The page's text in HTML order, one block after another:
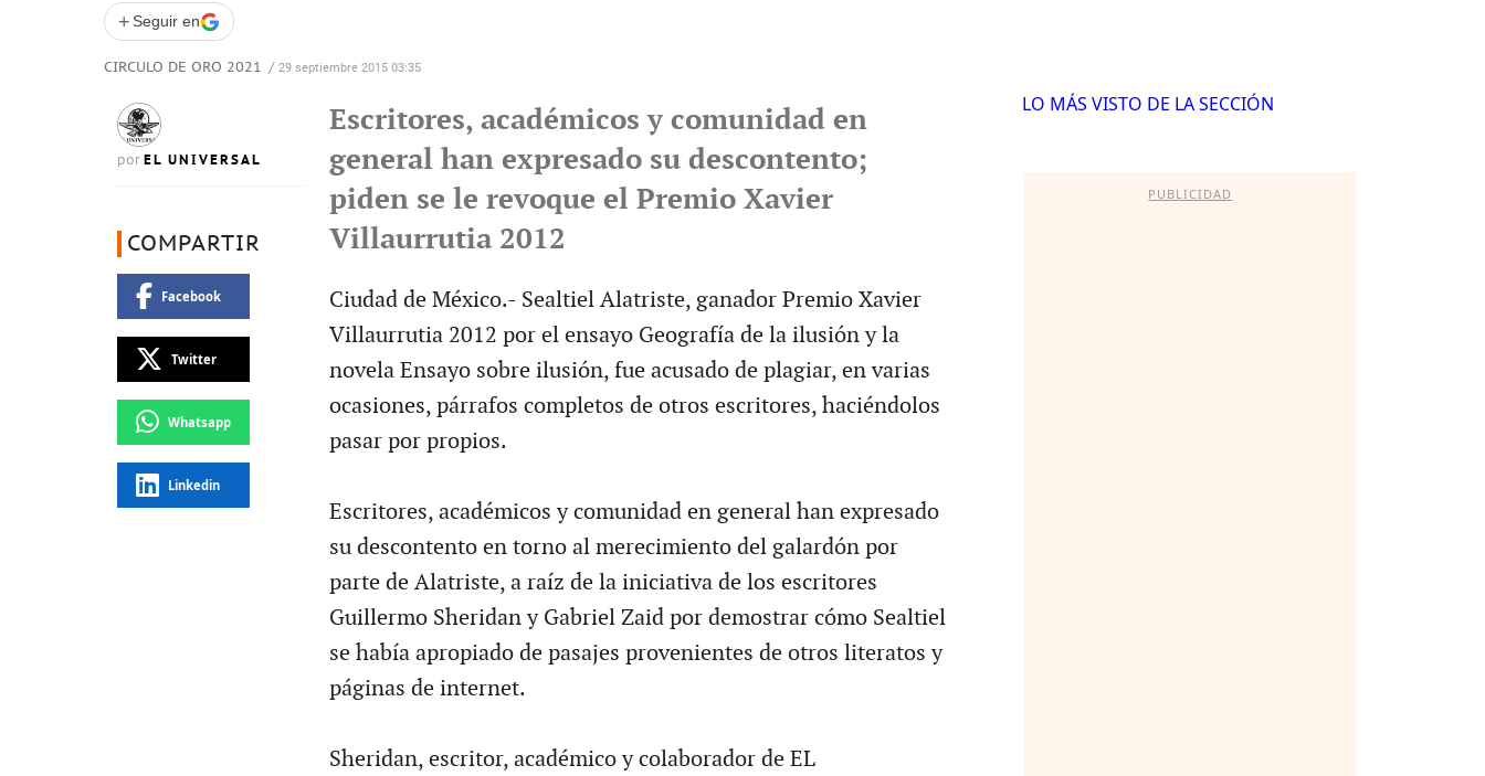
+ Seguir en
CIRCULO DE ORO 2021 / 29 septiembre 2015 03:35
por EL UNIVERSAL
COMPARTIR
Facebook
Twitter
Whatsapp
Linkedin
Escritores, académicos y comunidad en
general han expresado su descontento;
piden se le revoque el Premio Xavier
Villaurrutia 2012
Ciudad de México.- Sealtiel Alatriste, ganador Premio Xavier
Villaurrutia 2012 por el ensayo Geografía de la ilusión y la
novela Ensayo sobre ilusión, fue acusado de plagiar, en varias
ocasiones, párrafos completos de otros escritores, haciéndolos
pasar por propios.
Escritores, académicos y comunidad en general han expresado
su descontento en torno al merecimiento del galardón por
parte de Alatriste, a raíz de la iniciativa de los escritores
Guillermo Sheridan y Gabriel Zaid por demostrar cómo Sealtiel
se había apropiado de pasajes provenientes de otros literatos y
páginas de internet.
Sheridan, escritor, académico y colaborador de EL
LO MÁS VISTO DE LA SECCIÓN
PUBLICIDAD